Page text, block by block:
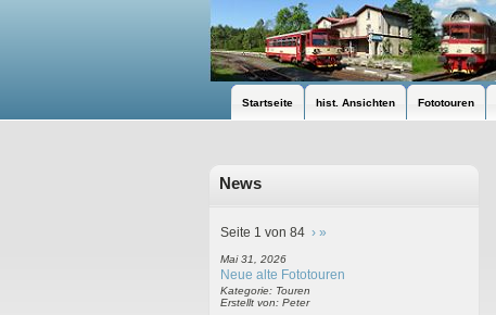
Startseite hist. Ansichten Fototouren
News
Seite 1 von 84 › »
Mai 31, 2026
Neue alte Fototouren
Kategorie: Touren
Erstellt von: Peter